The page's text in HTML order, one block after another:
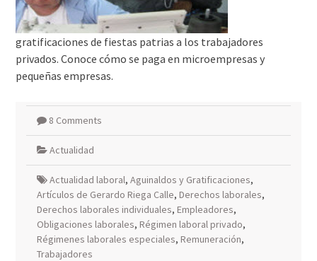
gratificaciones de fiestas patrias a los trabajadores
privados. Conoce cómo se paga en microempresas y
pequeñas empresas.
8 Comments
Actualidad
Actualidad laboral, Aguinaldos y Gratificaciones,
Artículos de Gerardo Riega Calle, Derechos laborales,
Derechos laborales individuales, Empleadores,
Obligaciones laborales, Régimen laboral privado,
Régimenes laborales especiales, Remuneración,
Trabajadores